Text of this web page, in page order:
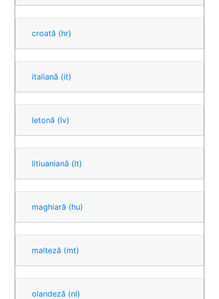
croată (hr)
italiană (it)
letonă (lv)
litiuaniană (lt)
maghiară (hu)
malteză (mt)
olandeză (nl)